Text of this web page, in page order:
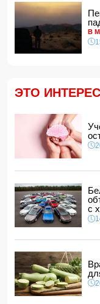
В Агдашском
с церемонией
14:28, 08.08.2026
Найдено тело
обвинений в
ВС РФ взяли под
области
14:04, 08.08.2026
Прогноз погоды в
14:00, 08.08.2026
Никол Пашинян
12:48, 08.08.2026
СМИ: США ищут на
"венесуэльского
В
ЭТО
с